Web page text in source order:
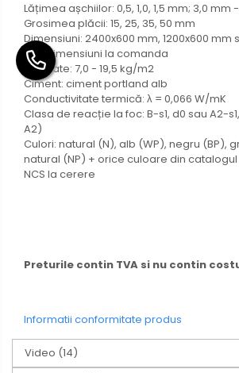
Lățimea așchiilor: 0,5, 1,0, 1,5 mm; 3,0
Grosimea plăcii: 15, 25, 35, 50 mm
Dimensiuni: 2400x600 mm, 1200x600 mm
alte dimensiuni la comanda
Greutate: 7,0 - 19,5 kg/m2
Ciment: ciment portland alb
Conductivitate termică: λ = 0,066 W/mK
Clasa de reacție la foc: B-s1, d0 sau A2-
A2)
Culori: natural (N), alb (WP), negru (BP),
natural (NP) + orice culoare din catalogul
NCS la cerere
Preturile contin TVA si nu contin
Informatii conformitate produs
Video (14)